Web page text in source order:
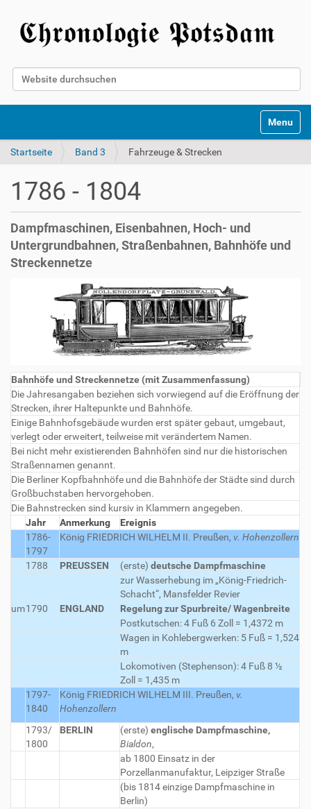
Website durchsuchen
Toggle
Startseite Band 3 Fahrzeuge & Strecken
1786 - 1804
Dampfmaschinen, Eisenbahnen, Hoch- und
Untergrundbahnen, Straßenbahnen, Bahnhöfe und
Streckennetze
Bahnhöfe und Streckennetze (mit Zusammenfassung)
Die Jahresangaben beziehen sich vorwiegend auf die Eröffnung der
Strecken, ihrer Haltepunkte und Bahnhöfe.
Einige Bahnhofsgebäude wurden erst später gebaut, umgebaut,
verlegt oder erweitert, teilweise mit verändertem Namen.
Bei nicht mehr existierenden Bahnhöfen sind nur die historischen
Straßennamen genannt.
Die Berliner Kopfbahnhöfe und die Bahnhöfe der Städte sind durch
Großbuchstaben hervorgehoben.
Die Bahnstrecken sind kursiv in Klammern angegeben.
Jahr
Anmerkung
Ereignis
1786-
1797
König FRIEDRICH WILHELM II. Preußen, v. Hohenzollern
1788 PREUSSEN (erste) deutsche Dampfmaschine
zur Wasserhebung im „König-Friedrich-
Schacht“, Mansfelder Revier
um1790 ENGLAND
Regelung zur Spurbreite/ Wagenbreite
Postkutschen: 4 Fuß 6 Zoll = 1,4372 m
Wagen in Kohlebergwerken: 5 Fuß = 1,524
m
Lokomotiven (Stephenson): 4 Fuß 8 ½
Zoll = 1,435 m
1797-
1840
König FRIEDRICH WILHELM III. Preußen, v.
Hohenzollern
1793/
1800
BERLIN (erste) englische Dampfmaschine,
Bialdon,
ab 1800 Einsatz in der
Porzellanmanufaktur, Leipziger Straße
(bis 1814 einzige Dampfmaschine in
Berlin)